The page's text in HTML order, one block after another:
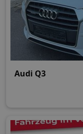
Audi Q3